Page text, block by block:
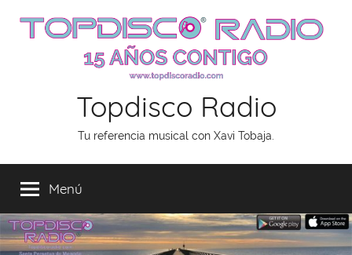
Topdisco Radio
Tu referencia musical con Xavi Tobaja.
Menú